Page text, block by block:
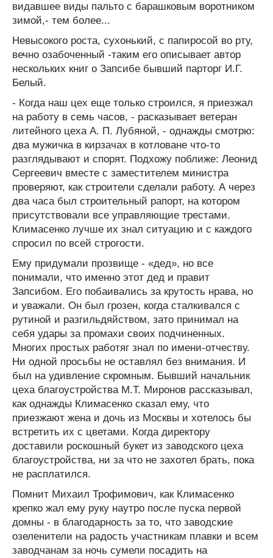
видавшее виды пальто с барашковым воротником
зимой,- тем более...
Невысокого роста, сухонький, с папиросой во рту,
вечно озабоченный -таким его описывает автор
нескольких книг о Запсибе бывший парторг И.Г.
Белый.
- Когда наш цех еще только строился, я приезжал
на работу в семь часов, - расказывает ветеран
литейного цеха А. П. Лубяной, - однажды смотрю:
два мужичка в кирзачах в котловане что-то
разглядывают и спорят. Подхожу поближе: Леонид
Сергеевич вместе с заместителем министра
проверяют, как строители сделали работу. А через
два часа был строительный рапорт, на котором
присутствовали все управляющие трестами.
Климасенко лучше их знал ситуацию и с каждого
спросил по всей строгости.
Ему придумали прозвище - «дед», но все
понимали, что именно этот дед и правит
Запсибом. Его побаивались за крутость нрава, но
и уважали. Он был грозен, когда сталкивался с
рутиной и разгильдяйством, зато принимал на
себя удары за промахи своих подчиненных.
Многих простых работяг знал по имени-отчеству.
Ни одной просьбы не оставлял без внимания. И
был на удивление скромным. Бывший начальник
цеха благоустройства М.Т. Миронов рассказывал,
как однажды Климасенко сказал ему, что
приезжают жена и дочь из Москвы и хотелось бы
встретить их с цветами. Когда директору
доставили роскошный букет из заводского цеха
благоустройства, ни за что не захотел брать, пока
не расплатился.
Помнит Михаил Трофимович, как Климасенко
крепко жал ему руку наутро после пуска первой
домны - в благодарность за то, что заводские
озеленители на радость участникам плавки и всем
заводчанам за ночь сумели посадить на